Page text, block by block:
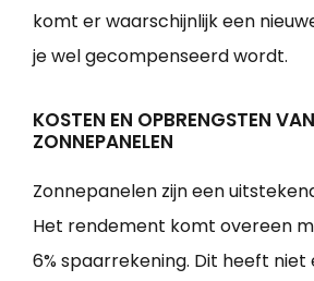
komt er waarschijnlijk een
je wel gecompenseerd wordt.
KOSTEN EN OPBRENGSTEN VAN
ZONNEPANELEN
Zonnepanelen zijn een
Het rendement komt overeen
6% spaarrekening. Dit heeft niet